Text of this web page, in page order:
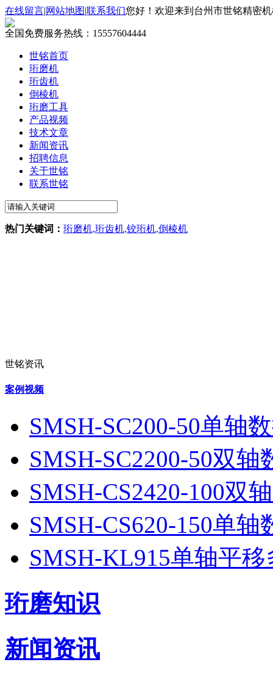
在线留言|网站地图|联系我们您好！欢迎来到台州市世铭精密
全国免费服务热线： 15557604444
世铭首页
珩磨机
珩齿机
倒棱机
珩磨工具
产品视频
技术文章
新闻资讯
招聘信息
关于世铭
联系世铭
热门关键词： 珩磨机,珩齿机,铰珩机,倒棱机
世铭资讯
案例视频
SMSH-SC200-50单轴
SMSH-SC2200-50双轴
SMSH-CS2420-100双
SMSH-CS620-150单
SMSH-KL915单轴平
珩磨知识
新闻资讯